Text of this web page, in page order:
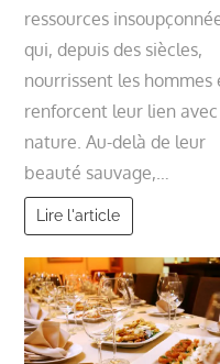
ressources
qui, depuis des siècles,
nourrissent les hommes
renforcent leur lien
nature. Au-delà de leur
beauté sauvage,…
Lire l'article